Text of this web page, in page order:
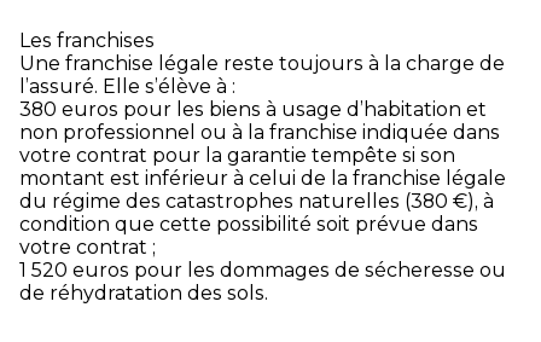
Les franchises
Une franchise légale reste toujours à la charge de
l’assuré. Elle s’élève à :
380 euros pour les biens à usage d’habitation et
non professionnel ou à la franchise indiquée dans
votre contrat pour la garantie tempête si son
montant est inférieur à celui de la franchise légale
du régime des catastrophes naturelles (380 €), à
condition que cette possibilité soit prévue dans
votre contrat ;
1 520 euros pour les dommages de sécheresse ou
de réhydratation des sols.